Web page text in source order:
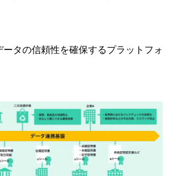
タの信頼性を確保するプラットフォ